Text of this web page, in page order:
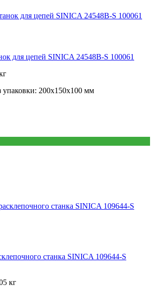
для цепей SINICA 24548B-S 100061
упаковки: 200х150х100 мм
станка SINICA 109644-S
кг